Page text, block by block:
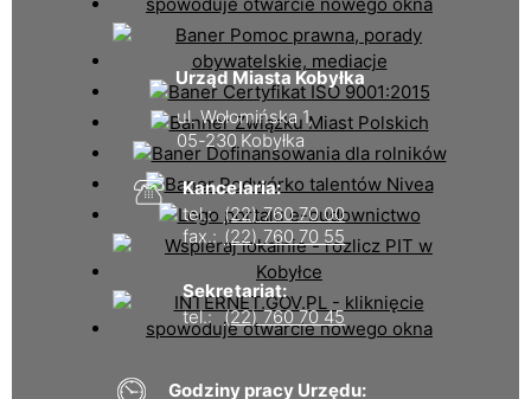
Urząd Miasta Kobyłka
ul. Wołomińska 1,
05-230 Kobyłka
Kancelaria:
tel.: (22) 760 70 00
fax.: (22) 760 70 55
Sekretariat:
tel.: (22) 760 70 45
Godziny pracy Urzędu: